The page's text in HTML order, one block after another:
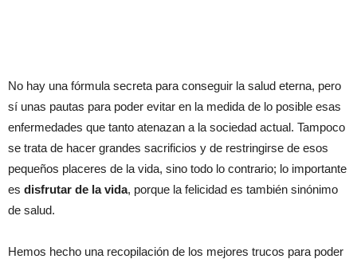
No hay una fórmula secreta para conseguir la salud eterna, pero
sí unas pautas para poder evitar en la medida de lo posible esas
enfermedades que tanto atenazan a la sociedad actual. Tampoco
se trata de hacer grandes sacrificios y de restringirse de esos
pequeños placeres de la vida, sino todo lo contrario; lo importante
es disfrutar de la vida, porque la felicidad es también sinónimo
de salud.
Hemos hecho una recopilación de los mejores trucos para poder